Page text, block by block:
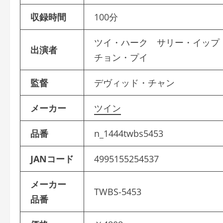
収録時間 100分
出演者
ツイ・ハーク サリー・イッ
チョン・プイ
監督 デヴィッド・チャン
メーカー ツイン
品番 n_1444twbs5453
JANコード 4995155254537
メーカー
品番
TWBS-5453